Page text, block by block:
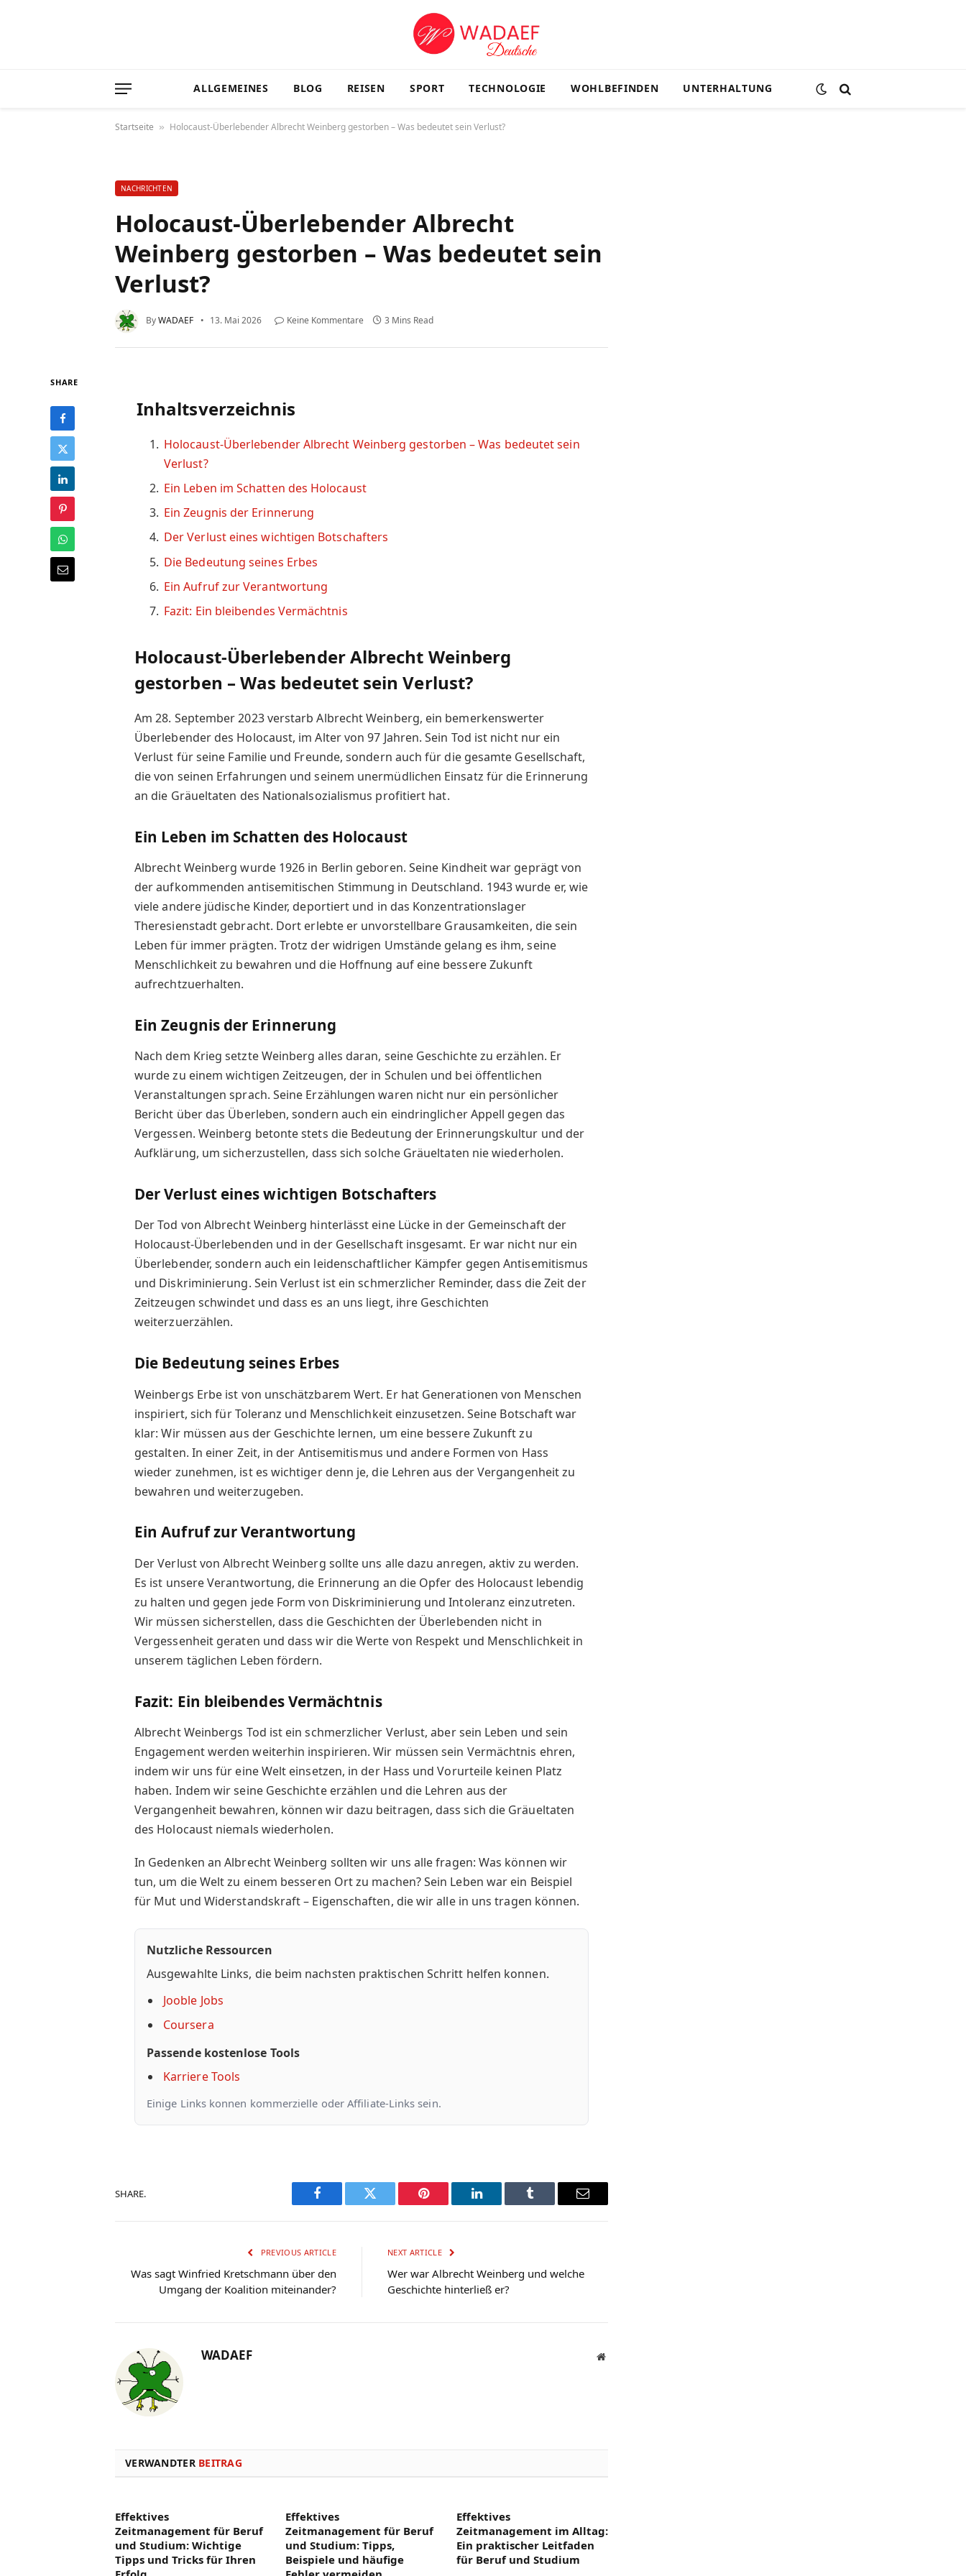
ALLGEMEINES BLOG REISEN SPORT TECHNOLOGIE WOHLBEFINDEN UNTERHALTUNG
Startseite » Holocaust-Überlebender Albrecht Weinberg gestorben – Was bedeutet sein Verlust?
NACHRICHTEN
Holocaust-Überlebender Albrecht
Weinberg gestorben – Was bedeutet sein
Verlust?
ByWADAEF 13. Mai 2026 Keine Kommentare 3 Mins Read
SHARE
Inhaltsverzeichnis
Holocaust-Überlebender Albrecht Weinberg gestorben – Was bedeutet sein
Verlust?
Ein Leben im Schatten des Holocaust
Ein Zeugnis der Erinnerung
Der Verlust eines wichtigen Botschafters
Die Bedeutung seines Erbes
Ein Aufruf zur Verantwortung
Fazit: Ein bleibendes Vermächtnis
Holocaust-Überlebender Albrecht Weinberg
gestorben – Was bedeutet sein Verlust?
Am 28. September 2023 verstarb Albrecht Weinberg, ein bemerkenswerter
Überlebender des Holocaust, im Alter von 97 Jahren. Sein Tod ist nicht nur ein
Verlust für seine Familie und Freunde, sondern auch für die gesamte Gesellschaft,
die von seinen Erfahrungen und seinem unermüdlichen Einsatz für die Erinnerung
an die Gräueltaten des Nationalsozialismus profitiert hat.
Ein Leben im Schatten des Holocaust
Albrecht Weinberg wurde 1926 in Berlin geboren. Seine Kindheit war geprägt von
der aufkommenden antisemitischen Stimmung in Deutschland. 1943 wurde er, wie
viele andere jüdische Kinder, deportiert und in das Konzentrationslager
Theresienstadt gebracht. Dort erlebte er unvorstellbare Grausamkeiten, die sein
Leben für immer prägten. Trotz der widrigen Umstände gelang es ihm, seine
Menschlichkeit zu bewahren und die Hoffnung auf eine bessere Zukunft
aufrechtzuerhalten.
Ein Zeugnis der Erinnerung
Nach dem Krieg setzte Weinberg alles daran, seine Geschichte zu erzählen. Er
wurde zu einem wichtigen Zeitzeugen, der in Schulen und bei öffentlichen
Veranstaltungen sprach. Seine Erzählungen waren nicht nur ein persönlicher
Bericht über das Überleben, sondern auch ein eindringlicher Appell gegen das
Vergessen. Weinberg betonte stets die Bedeutung der Erinnerungskultur und der
Aufklärung, um sicherzustellen, dass sich solche Gräueltaten nie wiederholen.
Der Verlust eines wichtigen Botschafters
Der Tod von Albrecht Weinberg hinterlässt eine Lücke in der Gemeinschaft der
Holocaust-Überlebenden und in der Gesellschaft insgesamt. Er war nicht nur ein
Überlebender, sondern auch ein leidenschaftlicher Kämpfer gegen Antisemitismus
und Diskriminierung. Sein Verlust ist ein schmerzlicher Reminder, dass die Zeit der
Zeitzeugen schwindet und dass es an uns liegt, ihre Geschichten
weiterzuerzählen.
Die Bedeutung seines Erbes
Weinbergs Erbe ist von unschätzbarem Wert. Er hat Generationen von Menschen
inspiriert, sich für Toleranz und Menschlichkeit einzusetzen. Seine Botschaft war
klar: Wir müssen aus der Geschichte lernen, um eine bessere Zukunft zu
gestalten. In einer Zeit, in der Antisemitismus und andere Formen von Hass
wieder zunehmen, ist es wichtiger denn je, die Lehren aus der Vergangenheit zu
bewahren und weiterzugeben.
Ein Aufruf zur Verantwortung
Der Verlust von Albrecht Weinberg sollte uns alle dazu anregen, aktiv zu werden.
Es ist unsere Verantwortung, die Erinnerung an die Opfer des Holocaust lebendig
zu halten und gegen jede Form von Diskriminierung und Intoleranz einzutreten.
Wir müssen sicherstellen, dass die Geschichten der Überlebenden nicht in
Vergessenheit geraten und dass wir die Werte von Respekt und Menschlichkeit in
unserem täglichen Leben fördern.
Fazit: Ein bleibendes Vermächtnis
Albrecht Weinbergs Tod ist ein schmerzlicher Verlust, aber sein Leben und sein
Engagement werden weiterhin inspirieren. Wir müssen sein Vermächtnis ehren,
indem wir uns für eine Welt einsetzen, in der Hass und Vorurteile keinen Platz
haben. Indem wir seine Geschichte erzählen und die Lehren aus der
Vergangenheit bewahren, können wir dazu beitragen, dass sich die Gräueltaten
des Holocaust niemals wiederholen.
In Gedenken an Albrecht Weinberg sollten wir uns alle fragen: Was können wir
tun, um die Welt zu einem besseren Ort zu machen? Sein Leben war ein Beispiel
für Mut und Widerstandskraft – Eigenschaften, die wir alle in uns tragen können.
Nutzliche Ressourcen
Ausgewahlte Links, die beim nachsten praktischen Schritt helfen konnen.
Jooble Jobs
Coursera
Passende kostenlose Tools
Karriere Tools
Einige Links konnen kommerzielle oder Affiliate-Links sein.
SHARE.
Facebook Twitter Pinterest LinkedIn Tumblr Email
PREVIOUS ARTICLE
Was sagt Winfried Kretschmann über den
Umgang der Koalition miteinander?
NEXT ARTICLE
Wer war Albrecht Weinberg und welche
Geschichte hinterließ er?
WADAEF Website
VERWANDTER BEITRAG
Effektives
Zeitmanagement für Beruf
und Studium: Wichtige
Tipps und Tricks für Ihren
Effektives
Zeitmanagement für Beruf
und Studium: Tipps,
Beispiele und häufige
Effektives
Zeitmanagement im Alltag:
Ein praktischer Leitfaden
für Beruf und Studium